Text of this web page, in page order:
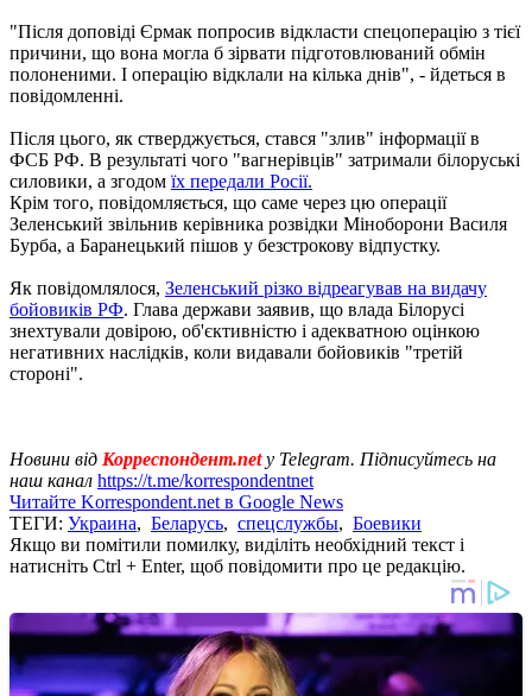
"Після доповіді Єрмак попросив відкласти спецоперацію з тієї
причини, що вона могла б зірвати підготовлюваний обмін
полоненими. І операцію відклали на кілька днів", - йдеться в
повідомленні.
Після цього, як стверджується, стався "злив" інформації в
ФСБ РФ. В результаті чого "вагнерівців" затримали білоруські
силовики, а згодом їх передали Росії.
Крім того, повідомляється, що саме через цю операції
Зеленський звільнив керівника розвідки Міноборони Василя
Бурба, а Баранецький пішов у безстрокову відпустку.
Як повідомлялося, Зеленський різко відреагував на видачу
бойовиків РФ. Глава держави заявив, що влада Білорусі
знехтували довірою, об'єктивністю і адекватною оцінкою
негативних наслідків, коли видавали бойовиків "третій
стороні".
Новини від Корреспондент.net у Telegram. Підписуйтесь на
наш канал https://t.me/korrespondentnet
Читайте Korrespondent.net в Google News
ТЕГИ: Украина, Беларусь, спецслужбы, Боевики
Якщо ви помітили помилку, виділіть необхідний текст і
натисніть Ctrl + Enter, щоб повідомити про це редакцію.